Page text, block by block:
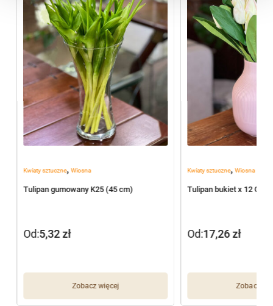
Kwiaty sztuczne, Wiosna
Tulipan gumowany K25 (45 cm)
Zobacz więcej
Od:5,32zł
Kwiaty sztuczne,Wiosna
Tulipan bukiet x 12
Zobacz
Od:17,26zł